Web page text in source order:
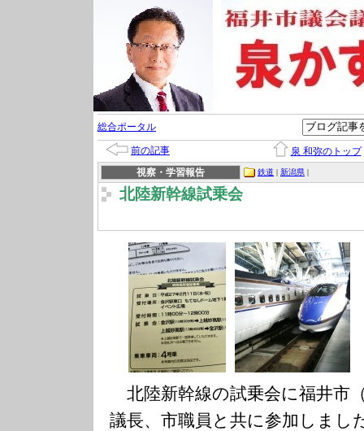
総合ポータル
前の記事
泉 和弥のトップ
視察・学習報告
鉄道 | 新潟県 |
北陸新幹線試乗会
北陸新幹線の試乗会に福井市
議長、市職員と共に参加しまし